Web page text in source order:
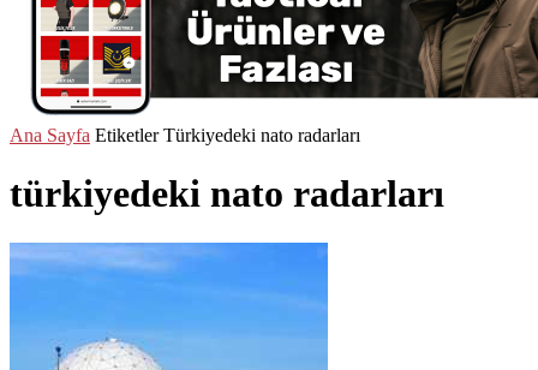
Ana Sayfa Etiketler Türkiyedeki nato radarları
türkiyedeki nato radarları